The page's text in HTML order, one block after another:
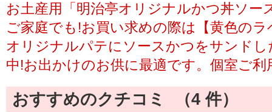
お土産用「明治亭オリジナルかつ丼ソー
ご家庭でも!お買い求めの際は【黄色の
オリジナルパテにソースかつをサンド
中!お出かけのお供に最適です。個室ご利
おすすめのクチコミ （4 件）